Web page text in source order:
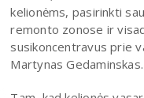
kelionėms, pasirinkti
remonto zonose ir
susikoncentravus prie
Martynas Gedaminskas.